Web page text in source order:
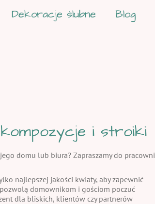
Dekoracje ślubne Blog
i stroiki
domu lub biura? Zapraszamy do pracowni
najlepszej jakości kwiaty, aby zapewnić
domownikom i gościom poczuć
dla bliskich, klientów czy partnerów